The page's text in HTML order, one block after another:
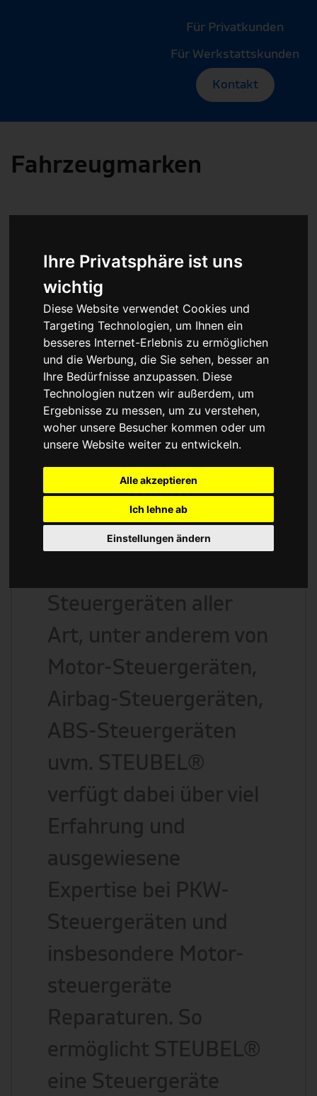
Ihre Privatsphäre ist uns
wichtig
Diese Website verwendet Cookies und
Targeting Technologien, um Ihnen ein
besseres Internet-Erlebnis zu ermöglichen
und die Werbung, die Sie sehen, besser an
Ihre Bedürfnisse anzupassen. Diese
Technologien nutzen wir außerdem, um
Ergebnisse zu messen, um zu verstehen,
woher unsere Besucher kommen oder um
unsere Website weiter zu entwickeln.
Alle akzeptieren
Ich lehne ab
Einstellungen ändern
Für Privatkunden
Für Werkstattskunden
Kontakt
Fahrzeugmarken
PKW Abs Esp Dsc
Steuergerät
Reparatur oder
Austauschgerät
KVA
Unser Betrieb steht für
kostengünstige
Prüfungen und
Steuergeräten aller
Art, unter anderem von
Motor-Steuergeräten,
Airbag-Steuergeräten,
ABS-Steuergeräten
uvm. STEUBEL®
verfügt dabei über viel
Erfahrung und
ausgewiesene
Expertise bei PKW-
Steuergeräten und
insbesondere Motor-
steuergeräte
Reparaturen. So
ermöglicht STEUBEL®
eine Steuergeräte